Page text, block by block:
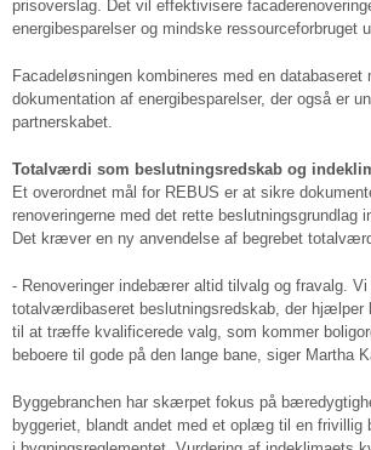
prisoverslag. Det vil effektivisere
energibesparelser og mindske ressourceforbruget
Facadeløsningen kombineres med en databaseret
dokumentation af energibesparelser, der også er
partnerskabet.
Totalværdi som beslutningsredskab og
Et overordnet mål for REBUS er at sikre
renoveringerne med det rette beslutningsgrundlag
Det kræver en ny anvendelse af begrebet
- Renoveringer indebærer altid tilvalg og fravalg.
totalværdibaseret beslutningsredskab, der hjælper
til at træffe kvalificerede valg, som kommer
beboere til gode på den lange bane, siger Martha
Byggebranchen har skærpet fokus på
byggeriet, blandt andet med et oplæg til en